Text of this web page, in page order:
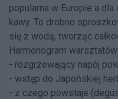
popularna w Europie a
kawy. To drobno
się z wodą, tworząc
Harmonogram warsztatów:
- rozgrzewający napój
- wstęp do Japońskiej
- z czego powstaje